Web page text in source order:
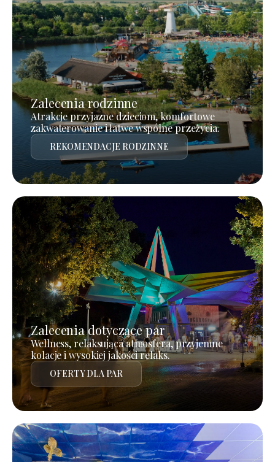
Zalecenia rodzinne
Atrakcje przyjazne dzieciom, komfortowe
zakwaterowanie i łatwe wspólne przeżycia.
REKOMENDACJE RODZINNE
Zalecenia dotyczące par
Wellness, relaksująca atmosfera, przyjemne
kolacje i wysokiej jakości relaks.
OFERTY DLA PAR